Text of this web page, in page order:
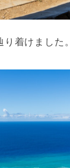
着けました。